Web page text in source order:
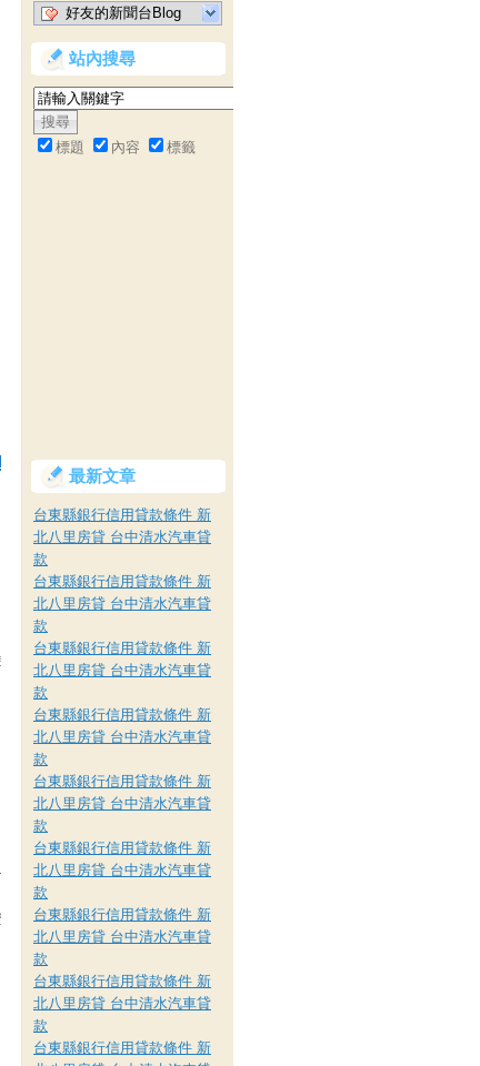
宿劵,雪霸休閒農場住宿劵,夏都住宿劵,知本老爺住宿劵,清淨住宿劵,墾丁住
是恆春半島中最高的建築物，頂樓設有觀景台可將恆春市景一覽無
入住就感受身心舒適，此外飯店還設有藥療池及水療SPA養生沖擊泉
好友的新聞台Blog
站內搜尋
標題 內容 標籤
最新文章
台東縣銀行信用貸款條件 新
北八里房貸 台中清水汽車貸
款
台東縣銀行信用貸款條件 新
北八里房貸 台中清水汽車貸
款
台東縣銀行信用貸款條件 新
北八里房貸 台中清水汽車貸
款
台東縣銀行信用貸款條件 新
北八里房貸 台中清水汽車貸
款
台東縣銀行信用貸款條件 新
北八里房貸 台中清水汽車貸
款
台東縣銀行信用貸款條件 新
北八里房貸 台中清水汽車貸
款
台東縣銀行信用貸款條件 新
北八里房貸 台中清水汽車貸
款
台東縣銀行信用貸款條件 新
北八里房貸 台中清水汽車貸
款
台東縣銀行信用貸款條件 新